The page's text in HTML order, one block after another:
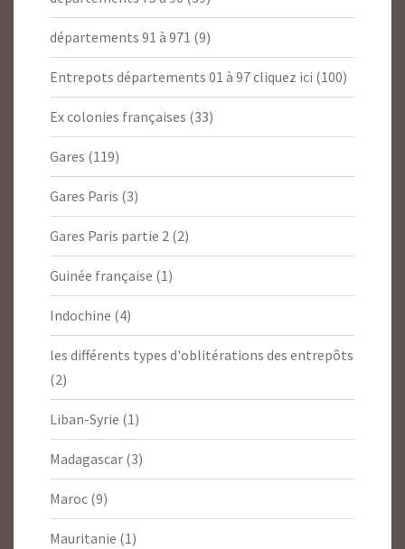
départements 91 à 971 (9)
Entrepots départements 01 à 97 cliquez ici (100)
Ex colonies françaises (33)
Gares (119)
Gares Paris (3)
Gares Paris partie 2 (2)
Guinée française (1)
Indochine (4)
les différents types d'oblitérations des entrepôts
(2)
Liban-Syrie (1)
Madagascar (3)
Maroc (9)
Mauritanie (1)